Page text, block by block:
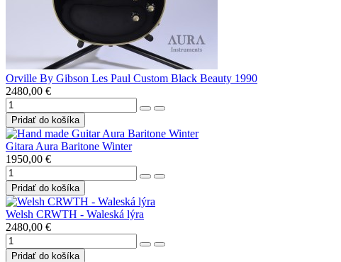
Orville By Gibson Les Paul Custom Black Beauty 1990
2480,00 €
Gitara Aura Baritone Winter
1950,00 €
Welsh CRWTH - Waleská lýra
2480,00 €